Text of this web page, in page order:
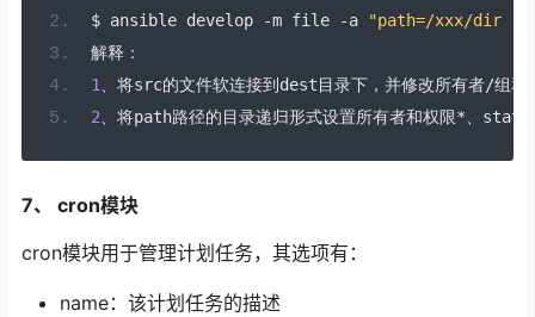
$ ansible develop
-m file -a
"path=/xxx/dir
解释：
1、将src的文件软连接到 dest目录下，并修改所有者/组和
2、将path路径的目录递归形式设置所有者和权限*、 state
7、 cron模块
cron模块用于管理计划任务，其选项有：
name：该计划任务的描述